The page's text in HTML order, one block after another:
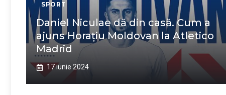
SPORT
Daniel Niculae dă din casă. Cum a
ajuns Horațiu Moldovan la Atletico
Madrid
17 iunie 2024